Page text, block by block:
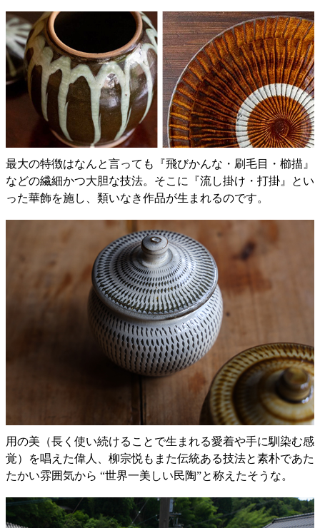
最大の特徴はなんと言っても『飛びかんな・刷毛目・櫛描』
などの繊細かつ大胆な技法。そこに『流し掛け・打掛』とい
った華飾を施し、類いなき作品が生まれるのです。
用の美（長く使い続けることで生まれる愛着や手に馴染む感
覚）を唱えた偉人、柳宗悦もまた伝統ある技法と素朴であた
たかい雰囲気から “世界一美しい民陶”と称えたそうな。